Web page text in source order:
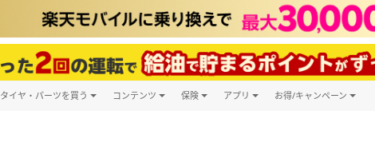
タイヤ・パーツを買う コンテンツ 保険 アプリ お得/キャンペーン